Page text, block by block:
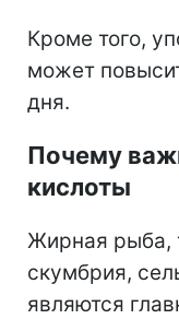
Кроме того,
может
дня.
Почему
кислоты
Жирная рыба,
скумбрия,
являются